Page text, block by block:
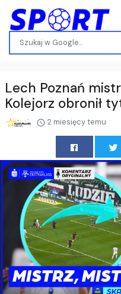
Lech Poznań
Kolejorz obronił
2 miesięcy temu